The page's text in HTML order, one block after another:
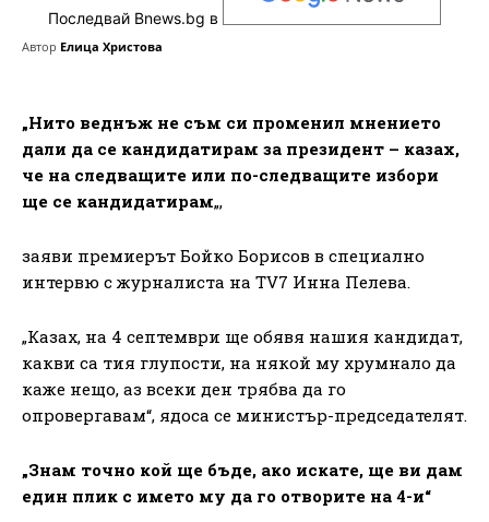
Последвай Bnews.bg в
Автор Елица Христова
„Нито веднъж не съм си променил мнението
дали да се кандидатирам за президент – казах,
че на следващите или по-следващите избори
ще се кандидатирам„,
заяви премиерът Бойко Борисов в специално
интервю с журналиста на TV7 Инна Пелева.
„Казах, на 4 септември ще обявя нашия кандидат,
какви са тия глупости, на някой му хрумнало да
каже нещо, аз всеки ден трябва да го
опровергавам“, ядоса се министър-председателят.
„Знам точно кой ще бъде, ако искате, ще ви дам
един плик с името му да го отворите на 4-и“